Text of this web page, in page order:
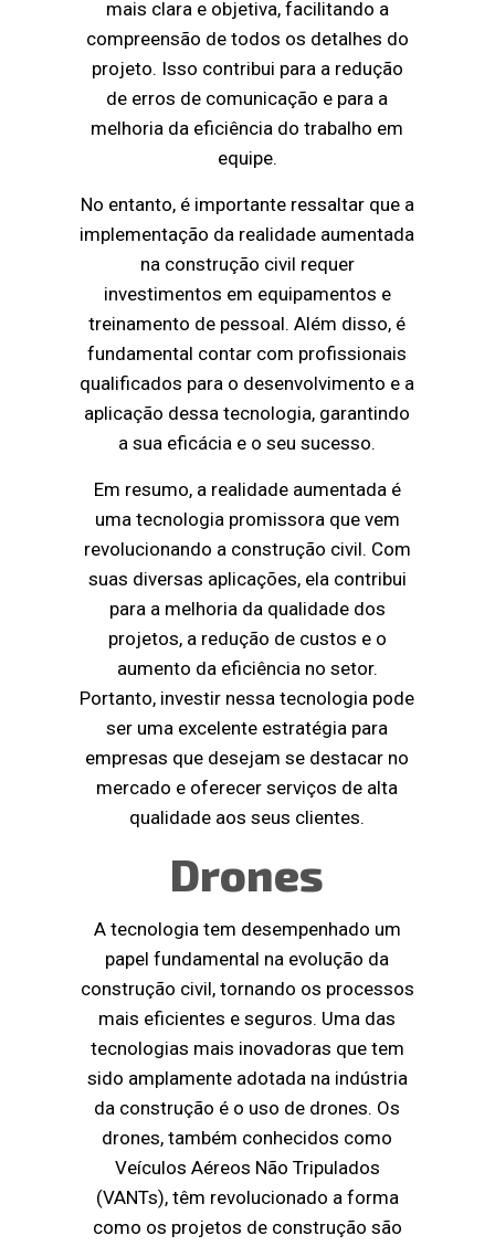
mais clara e objetiva, facilitando a
compreensão de todos os detalhes do
projeto. Isso contribui para a redução
de erros de comunicação e para a
melhoria da eficiência do trabalho em
equipe.
No entanto, é importante ressaltar que a
implementação da realidade aumentada
na construção civil requer
investimentos em equipamentos e
treinamento de pessoal. Além disso, é
fundamental contar com profissionais
qualificados para o desenvolvimento e a
aplicação dessa tecnologia, garantindo
a sua eficácia e o seu sucesso.
Em resumo, a realidade aumentada é
uma tecnologia promissora que vem
revolucionando a construção civil. Com
suas diversas aplicações, ela contribui
para a melhoria da qualidade dos
projetos, a redução de custos e o
aumento da eficiência no setor.
Portanto, investir nessa tecnologia pode
ser uma excelente estratégia para
empresas que desejam se destacar no
mercado e oferecer serviços de alta
qualidade aos seus clientes.
Drones
A tecnologia tem desempenhado um
papel fundamental na evolução da
construção civil, tornando os processos
mais eficientes e seguros. Uma das
tecnologias mais inovadoras que tem
sido amplamente adotada na indústria
da construção é o uso de drones. Os
drones, também conhecidos como
Veículos Aéreos Não Tripulados
(VANTs), têm revolucionado a forma
como os projetos de construção são